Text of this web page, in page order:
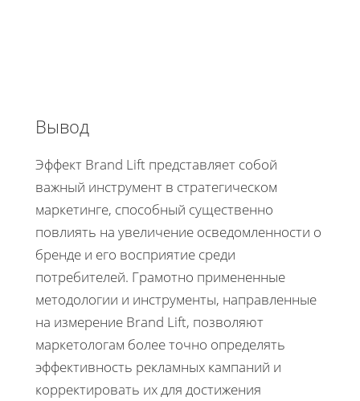
Вывод
Эффект Brand Lift представляет собой
важный инструмент в стратегическом
маркетинге, способный существенно
повлиять на увеличение осведомленности о
бренде и его восприятие среди
потребителей. Грамотно примененные
методологии и инструменты, направленные
на измерение Brand Lift, позволяют
маркетологам более точно определять
эффективность рекламных кампаний и
корректировать их для достижения